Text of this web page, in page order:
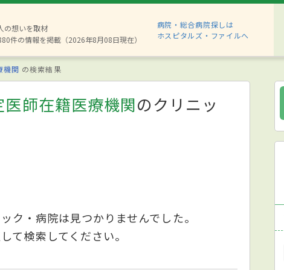
の想いを取材
件の情報を掲載（2026年8月08日現在）
病院・総合病院探しは
ホスピタルズ・ファイルへ
機関 の検索結果
師在籍医療機関のクリニッ
ク・病院は見つかりませんでした。
て検索してください。